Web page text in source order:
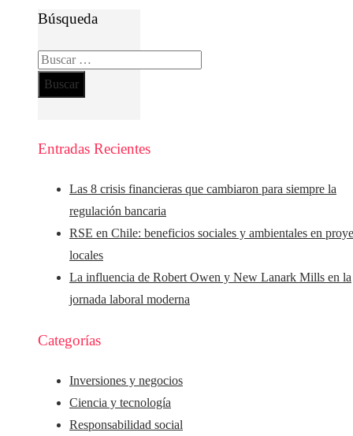
Búsqueda
Buscar:
Entradas Recientes
Las 8 crisis financieras que cambiaron para siempre la
regulación bancaria
RSE en Chile: beneficios sociales y ambientales en
locales
La influencia de Robert Owen y New Lanark Mills en la
jornada laboral moderna
Categorías
Inversiones y negocios
Ciencia y tecnología
Responsabilidad social